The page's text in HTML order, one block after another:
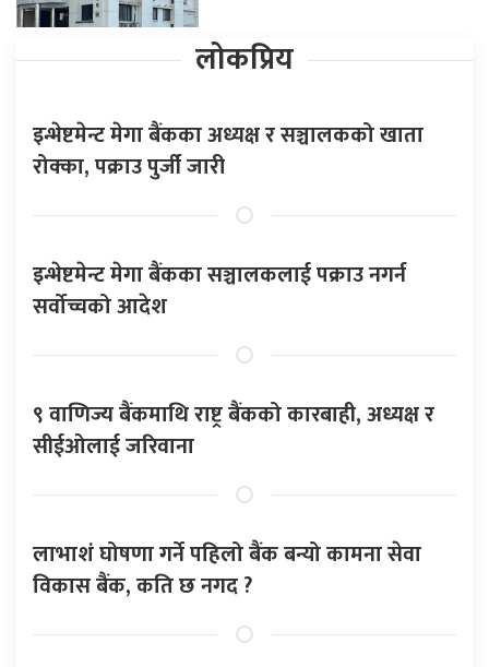
लोकप्रिय
इन्भेष्टमेन्ट मेगा बैंकका अध्यक्ष र सञ्चालकको खाता
रोक्का, पक्राउ पुर्जी जारी
इन्भेष्टमेन्ट मेगा बैंकका सञ्चालकलाई पक्राउ नगर्न
सर्वोच्चको आदेश
९ वाणिज्य बैंकमाथि राष्ट्र बैंकको कारबाही, अध्यक्ष र
सीईओलाई जरिवाना
लाभाशं घोषणा गर्ने पहिलो बैंक बन्यो कामना सेवा
विकास बैंक, कति छ नगद ?